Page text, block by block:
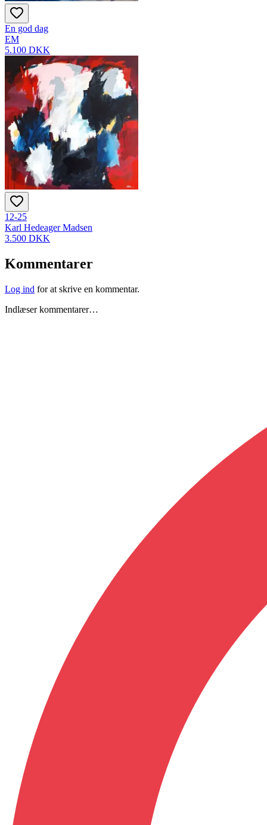
En god dag
EM
5.100 DKK
12-25
Karl Hedeager Madsen
3.500 DKK
Kommentarer
Log ind for at skrive en kommentar.
Indlæser kommentarer…